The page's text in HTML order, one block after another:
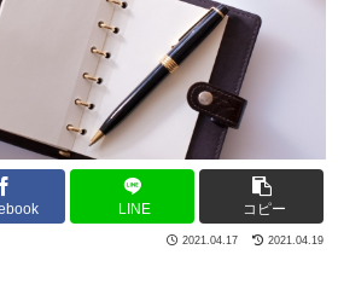
LINE コピー
2021.04.19
2021.04.17